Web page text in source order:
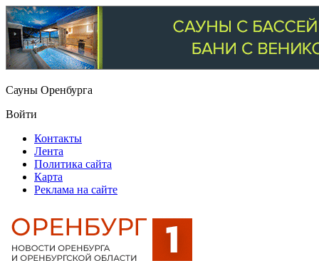
Сауны Оренбурга
Войти
Контакты
Лента
Политика сайта
Карта
Реклама на сайте